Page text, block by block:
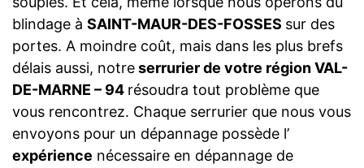
blindage à SAINT-MAUR-DES-FOSSES sur des
portes. A moindre coût, mais dans les plus brefs
délais aussi, notreserrurier de votre région VAL-
DE-MARNE – 94 résoudra tout problème que
vous rencontrez. Chaque serrurier que nous vous
envoyons pour un dépannage possède l’
expérience nécessaire en dépannage de